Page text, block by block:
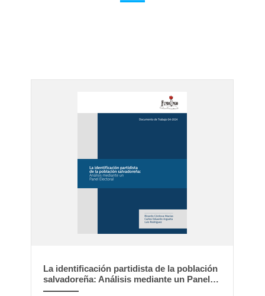
La identificación partidista de la población
salvadoreña: Análisis mediante un Panel
Electoral